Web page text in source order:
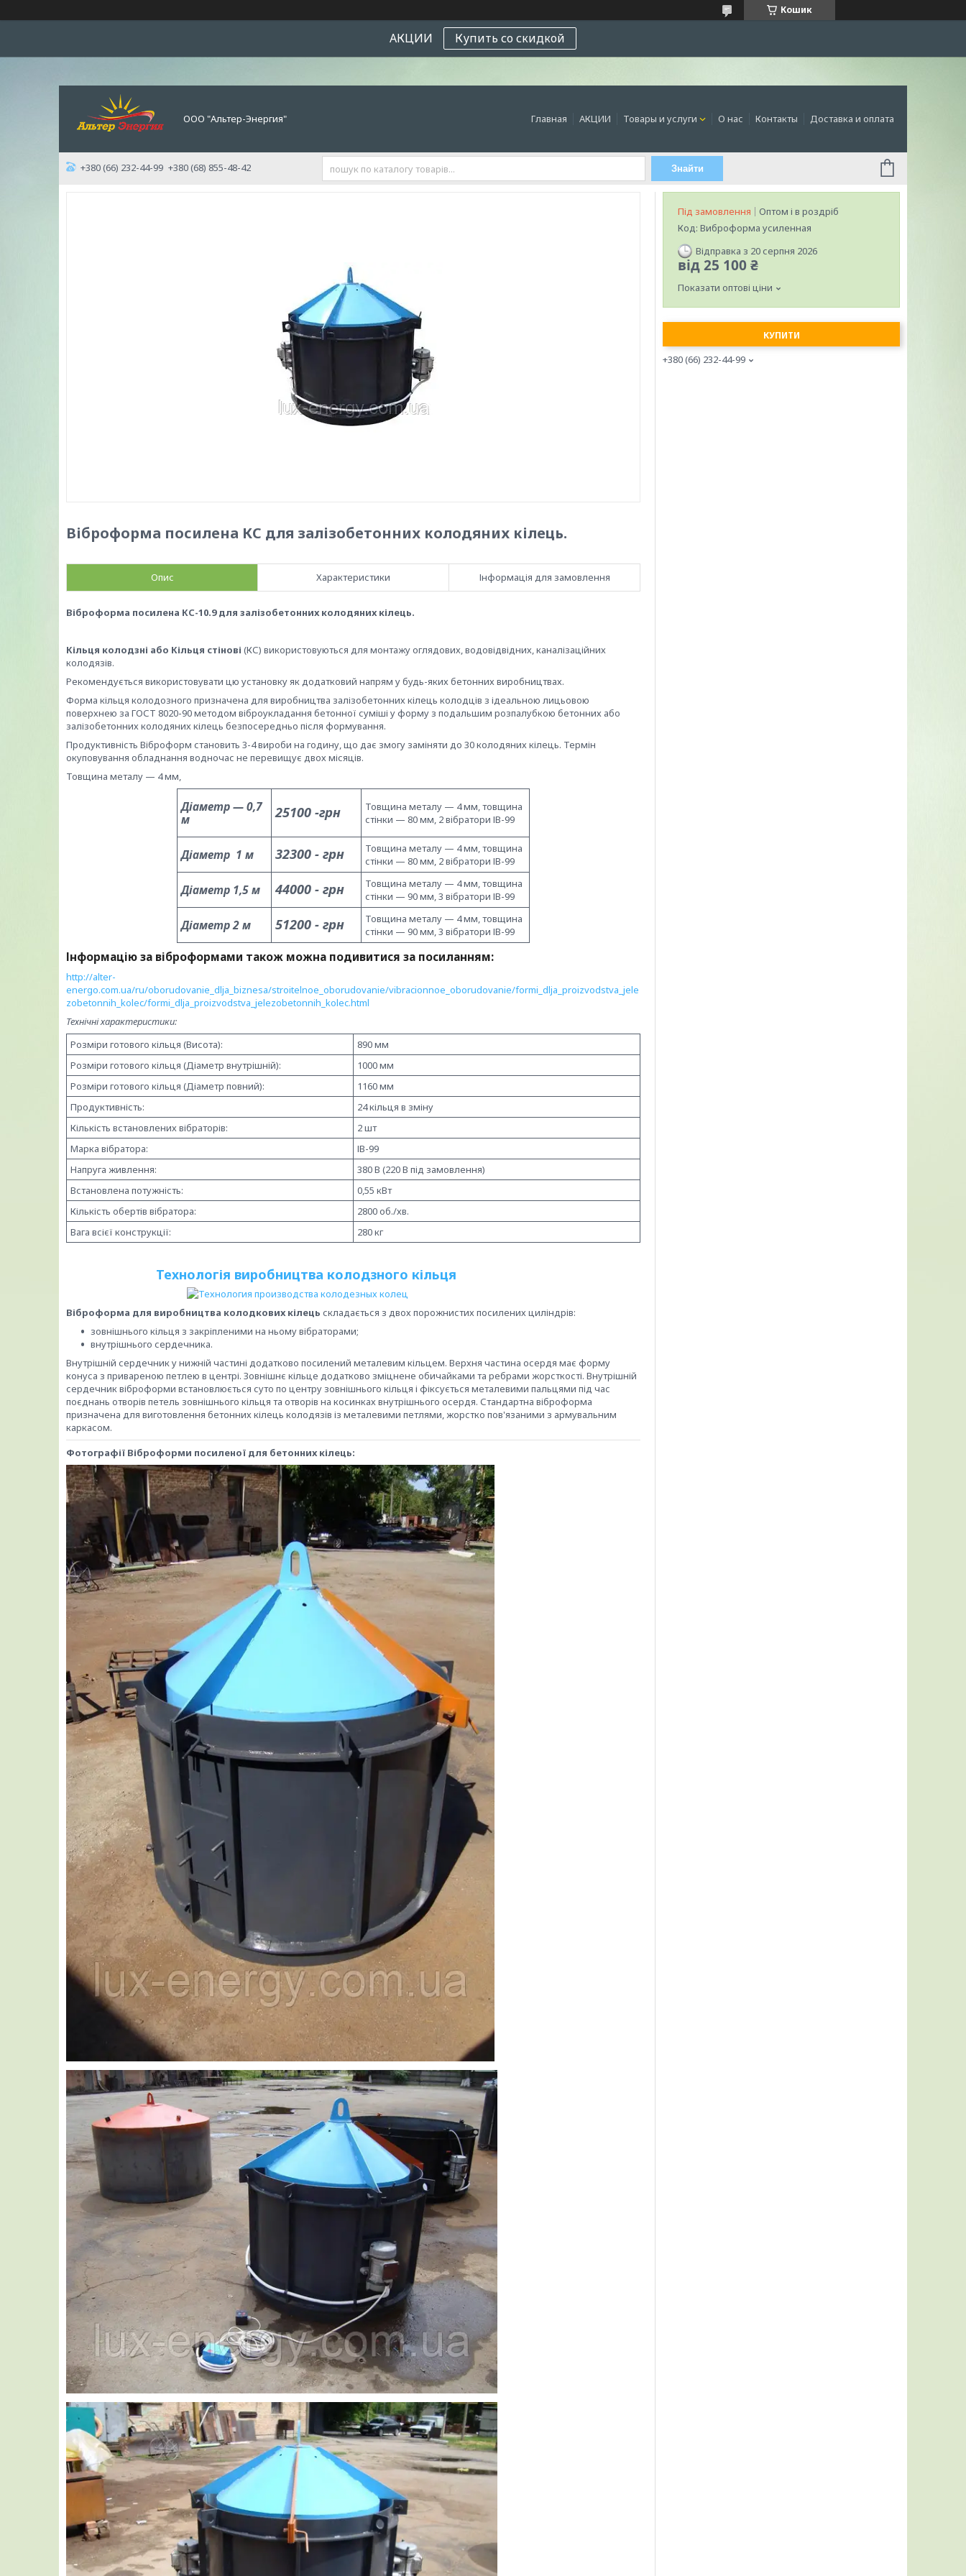
Кошик
АКЦИИ Купить со скидкой
ООО "Альтер-Энергия" Главная АКЦИИ Товары и услуги О нас Контакты Доставка и оплата
+380 (66) 232-44-99 +380 (68) 855-48-42 Знайти
Віброформа посилена КС для залізобетонних колодяних кілець.
Опис Характеристики Інформація для замовлення
Віброформа посилена КС-10.9 для залізобетонних колодяних кілець.
Кільця колодзні або Кільця стінові (КС) використовуються для монтажу оглядових, водовідвідних, каналізаційних
колодязів.
Рекомендується використовувати цю установку як додатковий напрям у будь-яких бетонних виробництвах.
Форма кільця колодозного призначена для виробництва залізобетонних кілець колодців з ідеальною лицьовою
поверхнею за ГОСТ 8020-90 методом віброукладання бетонної суміші у форму з подальшим розпалубкою бетонних або
залізобетонних колодяних кілець безпосередньо після формування.
Продуктивність Віброформ становить 3-4 вироби на годину, що дає змогу заміняти до 30 колодяних кілець. Термін
окуповування обладнання водночас не перевищує двох місяців.
Товщина металу — 4 мм,
Діаметр — 0,7
м
25100 -грн
Товщина металу — 4 мм, товщина
стінки — 80 мм, 2 вібратори ІВ-99
Діаметр 1 м 32300 - грн
Товщина металу — 4 мм, товщина
стінки — 80 мм, 2 вібратори ІВ-99
Діаметр 1,5 м 44000 - грн
Товщина металу — 4 мм, товщина
стінки — 90 мм, 3 вібратори ІВ-99
Діаметр 2 м 51200 - грн
Товщина металу — 4 мм, товщина
стінки — 90 мм, 3 вібратори ІВ-99
Інформацію за віброформами також можна подивитися за посиланням:
http://alter-
energo.com.ua/ru/oborudovanie_dlja_biznesa/stroitelnoe_oborudovanie/vibracionnoe_oborudovanie/formi_dlja_proizvodstva_jele
zobetonnih_kolec/formi_dlja_proizvodstva_jelezobetonnih_kolec.html
Технічні характеристики:
Розміри готового кільця (Висота):
890 мм
Розміри готового кільця (Діаметр внутрішній):
1000 мм
Розміри готового кільця (Діаметр повний):
1160 мм
Продуктивність:
24 кільця в зміну
Кількість встановлених вібраторів:
2 шт
Марка вібратора:
ІВ-99
Напруга живлення:
380 В (220 В під замовлення)
Встановлена потужність:
0,55 кВт
Кількість обертів вібратора:
2800 об./хв.
Вага всієї конструкції:
280 кг
Технологія виробництва колодзного кільця
Віброформа для виробництва колодкових кілець складається з двох порожнистих посилених циліндрів:
зовнішнього кільця з закріпленими на ньому вібраторами;
внутрішнього сердечника.
Внутрішній сердечник у нижній частині додатково посилений металевим кільцем. Верхня частина осердя має форму
конуса з привареною петлею в центрі. Зовнішнє кільце додатково зміцнене обичайками та ребрами жорсткості. Внутрішній
сердечник віброформи встановлюється суто по центру зовнішнього кільця і фіксується металевими пальцями під час
поєднань отворів петель зовнішнього кільця та отворів на косинках внутрішнього осердя. Стандартна віброформа
призначена для виготовлення бетонних кілець колодязів із металевими петлями, жорстко пов'язаними з армувальним
каркасом.
Фотографії Віброформи посиленої для бетонних кілець:
Під замовлення
Оптом і в роздріб
Код: Виброформа усиленная
Відправка з 20 серпня 2026
від25 100 ₴
Показати оптові ціни
КУПИТИ
+380 (66) 232-44-99